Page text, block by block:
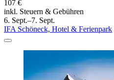
107 €
inkl. Steuern & Gebühren
6. Sept.–7. Sept.
IFA Schöneck, Hotel & Ferienpark